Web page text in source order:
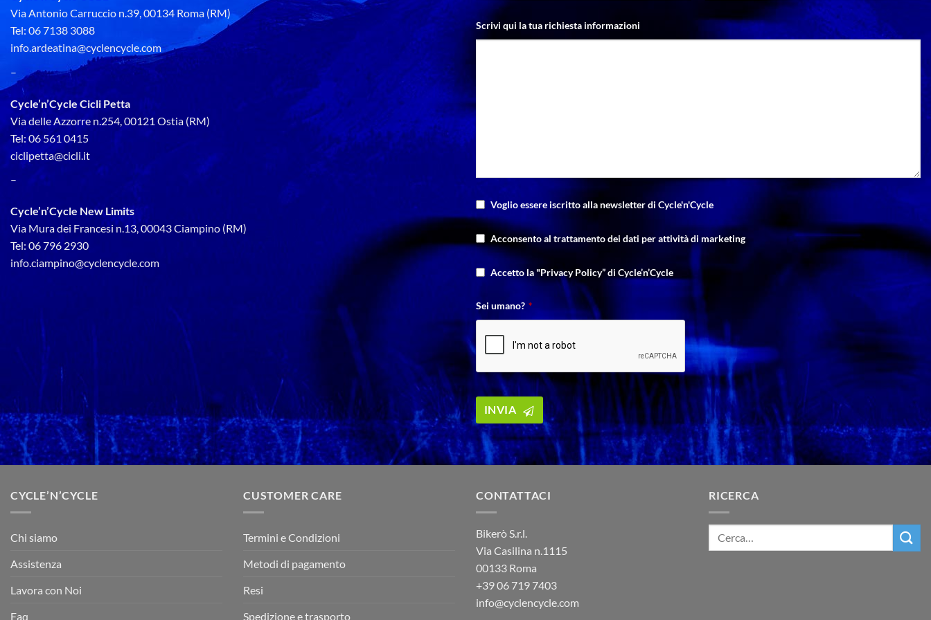
Via Antonio Carruccio n.39, 00134 Roma (RM)
Tel: 06 7138 3088
info.ardeatina@cyclencycle.com
–
Cycle’n’Cycle Cicli Petta
Via delle Azzorre n.254, 00121 Ostia (RM)
Tel: 06 561 0415
ciclipetta@cicli.it
–
Cycle’n’Cycle New Limits
Via Mura dei Francesi n.13, 00043 Ciampino (RM)
Tel: 06 796 2930
info.ciampino@cyclencycle.com
Scrivi qui la tua richiesta informazioni
Voglio essere iscritto alla newsletter di Cycle'n'Cycle
Acconsento al trattamento dei dati per attività di marketing
Accetto la "Privacy Policy” di Cycle’n’Cycle
Sei umano? *
INVIA
CYCLE’N’CYCLE
Chi siamo
Assistenza
Lavora con Noi
Faq
CUSTOMER CARE
Termini e Condizioni
Metodi di pagamento
Resi
Spedizione e trasporto
CONTATTACI
Bikerò S.r.l.
Via Casilina n.1115
00133 Roma
+3906 719 7403
info@cyclencycle.com
RICERCA